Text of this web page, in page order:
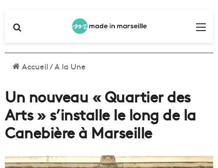
Accueil/A la Une
Un nouveau « Quartier des
Arts » s’installe le long de la
Canebière à Marseille